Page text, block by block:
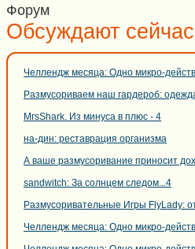
Форум
Обсуждают сейчас
Челлендж месяца: Одно микро-
Размусориваем наш гардероб:
MrsShark. Из минуса в плюс - 4
на-дин: реставрация организма
А ваше размусоривание приносит
sandwitch: За солнцем следом...4
Размусоривательные Игры FlyLady:
Челлендж месяца: Одно микро-